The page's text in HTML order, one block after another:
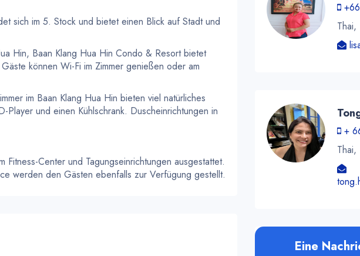
sich im 5. Stock und bietet einen Blick auf Stadt und
Hin, Baan Klang Hua Hin Condo & Resort bietet
können Wi-Fi im Zimmer genießen oder am
im Baan Klang Hua Hin bieten viel natürliches
Player und einen Kühlschrank. Duscheinrichtungen in
Center und Tagungseinrichtungen ausgestattet.
werden den Gästen ebenfalls zur Verfügung gestellt.
Thai,
+
Thai,
Eine